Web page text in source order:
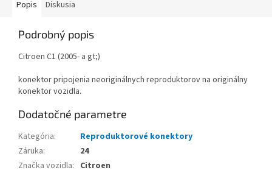
Popis Diskusia
Podrobný popis
Citroen C1 (2005- a gt;)
konektor pripojenia neoriginálnych reproduktorov na originálny
konektor vozidla.
Dodatočné parametre
Kategória:
Reproduktorové konektory
Záruka:
24
Značka vozidla: Citroen